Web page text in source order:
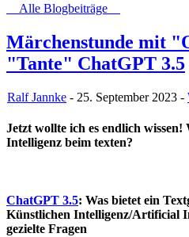
Alle Blogbeiträge
Märchenstunde mit
"Tante" ChatGPT 3.5
Ralf Jannke - 25. September 2023 -
Jetzt wollte ich es endlich
Intelligenz beim texten?
ChatGPT 3.5: Was bietet ein
Künstlichen Intelligenz/Artificial
gezielte Fragen